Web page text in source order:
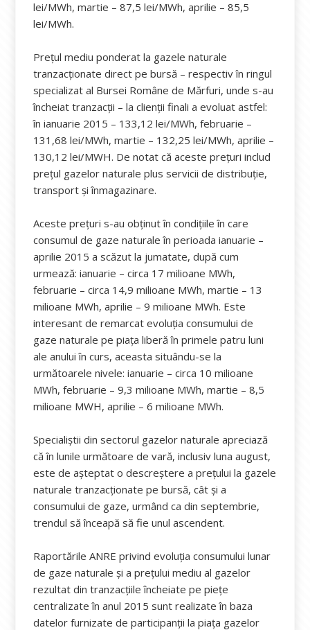
lei/MWh, martie – 87,5 lei/MWh, aprilie – 85,5
lei/MWh.
Prețul mediu ponderat la gazele naturale
tranzacționate direct pe bursă – respectiv în ringul
specializat al Bursei Române de Mărfuri, unde s-au
încheiat tranzacții – la clienții finali a evoluat astfel:
în ianuarie 2015 – 133,12 lei/MWh, februarie –
131,68 lei/MWh, martie – 132,25 lei/MWh, aprilie –
130,12 lei/MWH. De notat că aceste prețuri includ
prețul gazelor naturale plus servicii de distribuție,
transport și înmagazinare.
Aceste prețuri s-au obținut în condițiile în care
consumul de gaze naturale în perioada ianuarie –
aprilie 2015 a scăzut la jumatate, după cum
urmează: ianuarie – circa 17 milioane MWh,
februarie – circa 14,9 milioane MWh, martie – 13
milioane MWh, aprilie – 9 milioane MWh. Este
interesant de remarcat evoluția consumului de
gaze naturale pe piața liberă în primele patru luni
ale anului în curs, aceasta situându-se la
următoarele nivele: ianuarie – circa 10 milioane
MWh, februarie – 9,3 milioane MWh, martie – 8,5
milioane MWH, aprilie – 6 milioane MWh.
Specialiștii din sectorul gazelor naturale apreciază
că în lunile următoare de vară, inclusiv luna august,
este de așteptat o descreștere a prețului la gazele
naturale tranzacționate pe bursă, cât și a
consumului de gaze, urmând ca din septembrie,
trendul să înceapă să fie unul ascendent.
Raportările ANRE privind evoluția consumului lunar
de gaze naturale și a prețului mediu al gazelor
rezultat din tranzacțiile încheiate pe piețe
centralizate în anul 2015 sunt realizate în baza
datelor furnizate de participanții la piața gazelor